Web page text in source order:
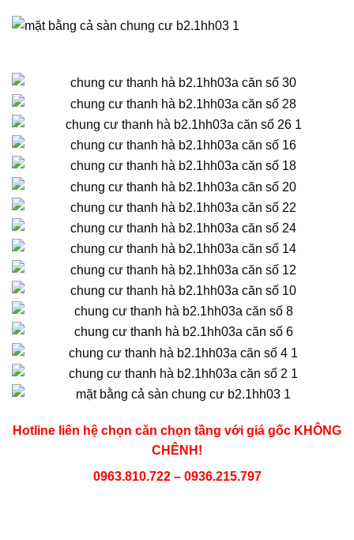
Hotline liên hệ chọn căn chọn tầng với giá gốc KHÔNG
CHÊNH!
0963.810.722 – 0936.215.797